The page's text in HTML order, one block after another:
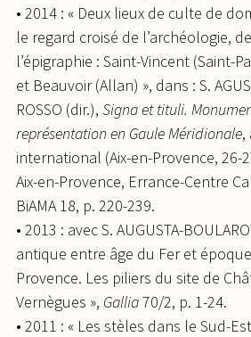
• 2014 : « Deux lieux de culte de
le regard croisé de l’archéologie,
l’épigraphie : Saint-Vincent (Saint-
et Beauvoir (Allan) », dans : S.
ROSSO (dir.), Signa et tituli.
représentation en Gaule Méridionale,
international (Aix-en-Provence, 26-
Aix-en-Provence, Errance-Centre
BiAMA 18, p. 220-239.
• 2013 : avec S. AUGUSTA-
antique entre âge du Fer et
Provence. Les piliers du site de
Vernègues », Gallia70/2, p. 1-24.
• 2011 : « Les stèles dans le Sud-